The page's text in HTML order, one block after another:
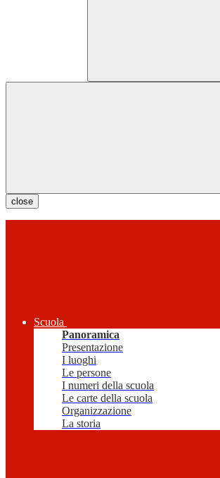
close
Scuola
Panoramica
Presentazione
I luoghi
Le persone
I numeri della scuola
Le carte della scuola
Organizzazione
La storia